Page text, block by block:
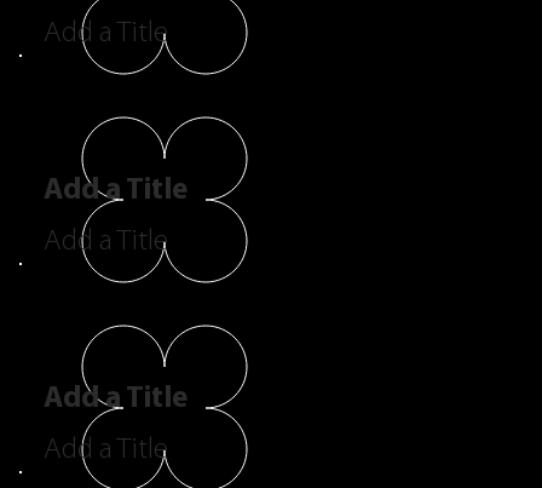
Add a Title
Add a Title
Add a Title
Add a Title
Add a Title